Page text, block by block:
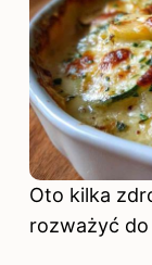
Oto kilka
rozważyć